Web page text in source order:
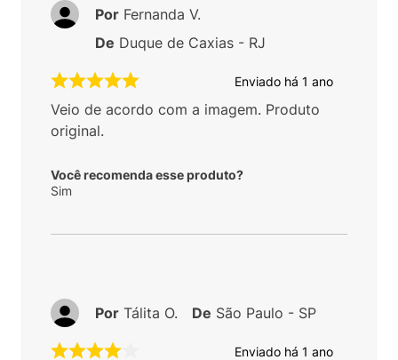
Enviado há 1 ano
Veio de acordo com a imagem. Produto
original.
Você recomenda esse produto?
Sim
Por Fernanda V.
De Duque de Caxias - RJ
Enviado há 1 ano
Por Tálita O. De São Paulo - SP